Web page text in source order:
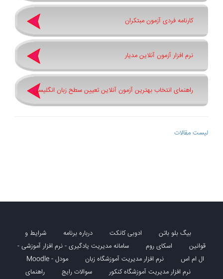
کارنامه فردی آزمون مبتکران
نرم افزار آزمون آنلاین مدیار
راهنمای انتخاب بهترین آزمون آنلاین تعیین سطح زبان انگلیسی
لیست مقالات
بیگ بلو باتن ادوبی کانکت درباره برنامه
شرایط و
قوانین
اسکای روم
سامانه مدیریت یادگیری - نرم افزار آموزشی -
ال ام اس
نرم افزار مدیریت آموزشگاه زبان
مودل - Moodle
نرم افزار مدیریت آموزشگاه کنکور
سوالات رایج راهنمای